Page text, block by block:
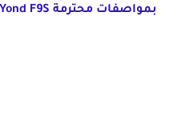
بمواصفات محترمة FreeYond F9S